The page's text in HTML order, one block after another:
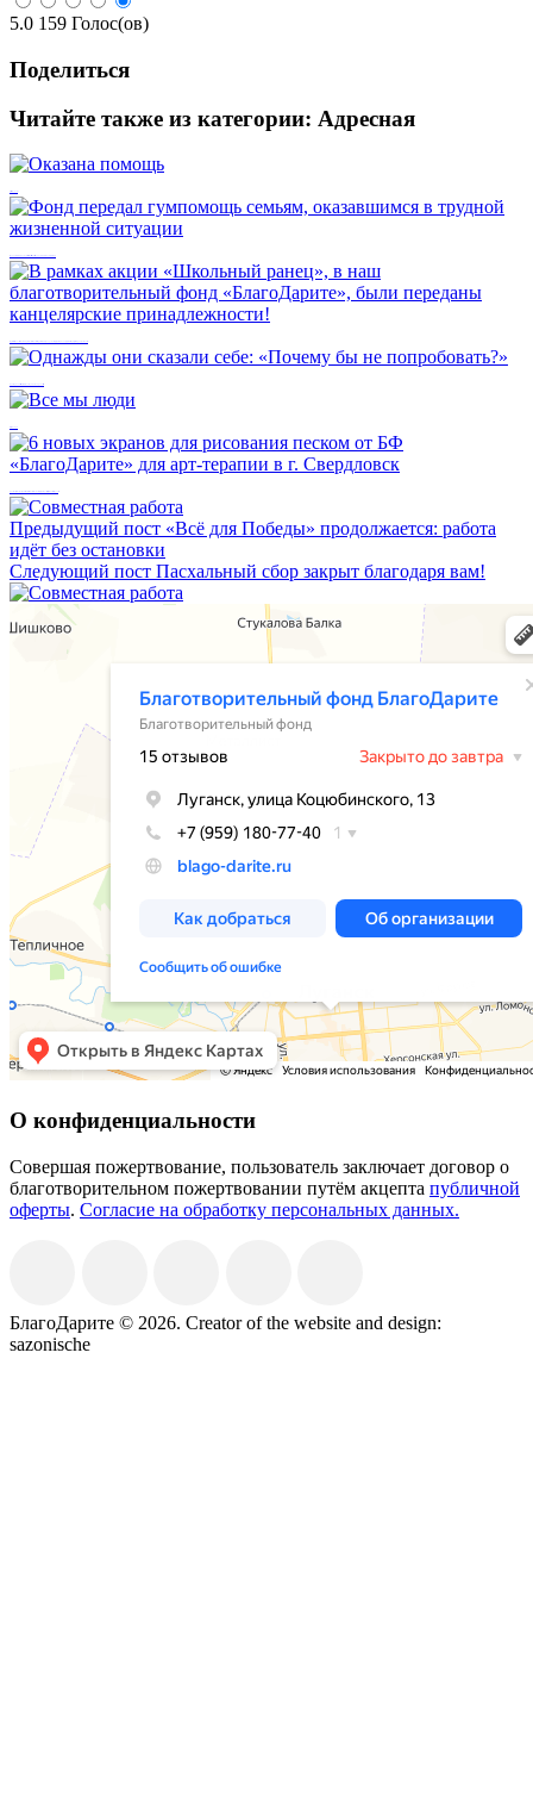
5.0 159 Голос(ов)
Поделиться
Читайте также из категории: Адресная
Предыдущий пост «Всё для Победы» продолжается: работа
идёт без остановки
Следующий пост Пасхальный сбор закрыт благодаря вам!
О конфиденциальности
Совершая пожертвование, пользователь заключает договор о
благотворительном пожертвовании путём акцепта публичной
оферты. Согласие на обработку персональных данных.
БлагоДарите © 2026. Creator of the website and design:
sazonische